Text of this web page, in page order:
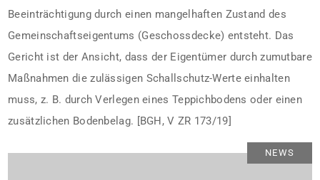
NEWS
Beeinträchtigung durch einen mangelhaften Zustand des
Gemeinschaftseigentums (Geschossdecke) entsteht. Das
Gericht ist der Ansicht, dass der Eigentümer durch zumutbare
Maßnahmen die zulässigen Schallschutz-Werte einhalten
muss, z. B. durch Verlegen eines Teppichbodens oder einen
zusätzlichen Bodenbelag. [BGH, V ZR 173/19]